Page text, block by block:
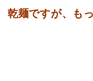
乾麺ですが、も